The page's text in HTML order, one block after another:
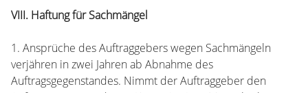
VIII. Haftung für Sachmängel
1. Ansprüche des Auftraggebers wegen Sachmängeln
verjähren in zwei Jahren ab Abnahme des
Auftragsgegenstandes. Nimmt der Auftraggeber den